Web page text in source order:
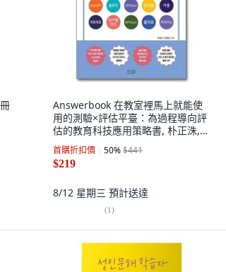
Answerbook 在教室裡馬上就能使
用的測驗×評估平臺：為過程導向評
估的教育科技應用策略書, 朴正洙,
全炳浩
首購折扣價 50%$441
$219
8/12 星期三 預計送達
(1)